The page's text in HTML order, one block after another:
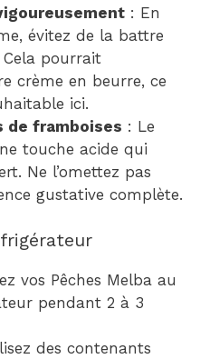
: En
évitez de la battre
pourrait
crème en beurre, ce
ici.
de framboises : Le
touche acide qui
Ne l’omettez pas
gustative complète.
vos Pêches Melba au
pendant 2 à 3
des contenants